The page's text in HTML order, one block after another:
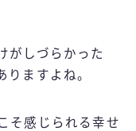
がしづらかった
りますよね。
そ感じられる幸せ